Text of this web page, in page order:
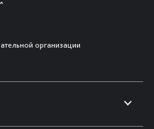
организации